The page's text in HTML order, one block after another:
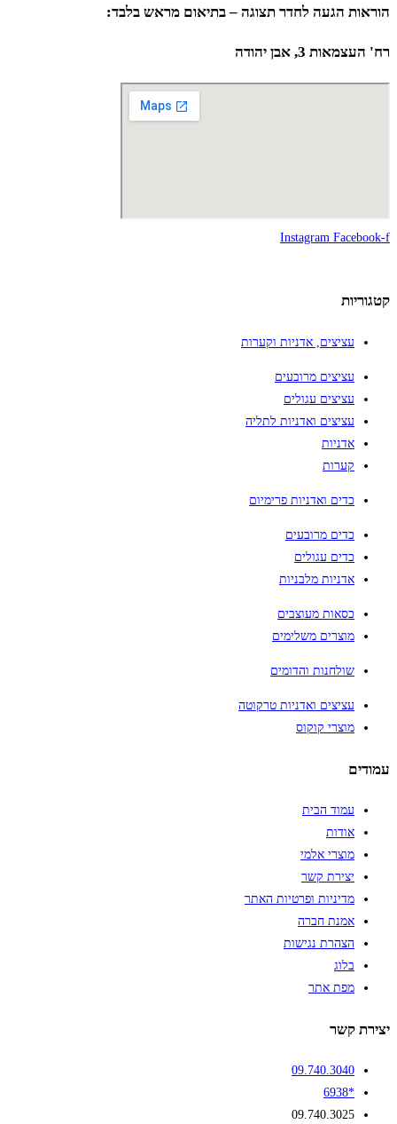
הוראות הגעה לחדר תצוגה – בתיאום מראש בלבד:
רח' העצמאות 3, אבן יהודה
Instagram Facebook-f
קטגוריות
עציצים, אדניות וקערות
עציצים מרובעים
עציצים עגולים
עציצים ואדניות לתליה
אדניות
קערות
כדים ואדניות פרימיום
כדים מרובעים
כדים עגולים
אדניות מלבניות
כסאות מעוצבים
מוצרים משלימים
שולחנות והדומים
עציצים ואדניות טרקוטה
מוצרי קוקוס
עמודים
עמוד הבית
אודות
מוצרי אלמי
יצירת קשר
מדיניות ופרטיות האתר
אמנת חברה
הצהרת נגישות
בלוג
מפת אתר
יצירת קשר
09.740.3040
*6938
09.740.3025